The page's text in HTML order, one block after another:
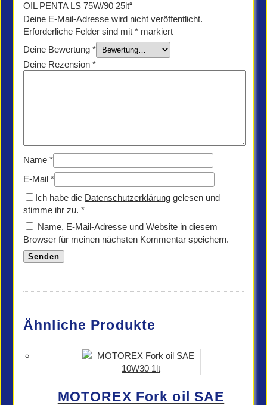
OIL PENTA LS 75W/90 25lt“
Deine E-Mail-Adresse wird nicht veröffentlicht.
Erforderliche Felder sind mit * markiert
Deine Bewertung *
Deine Rezension *
Name *
E-Mail *
Ich habe die Datenschutzerklärung gelesen und
stimme ihr zu. *
Name, E-Mail-Adresse und Website in diesem
Browser für meinen nächsten Kommentar speichern.
Ähnliche Produkte
MOTOREX Fork oil SAE